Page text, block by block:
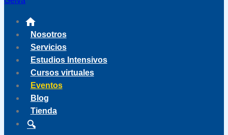
Nosotros
Servicios
Estudios Intensivos
Cursos virtuales
Eventos
Blog
Tienda